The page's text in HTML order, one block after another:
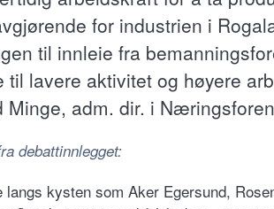
for industrien i
til innleie fra
til lavere aktivitet og høyere
Minge, adm. dir. i
debattinnlegget:
langs kysten som Aker Egersund,